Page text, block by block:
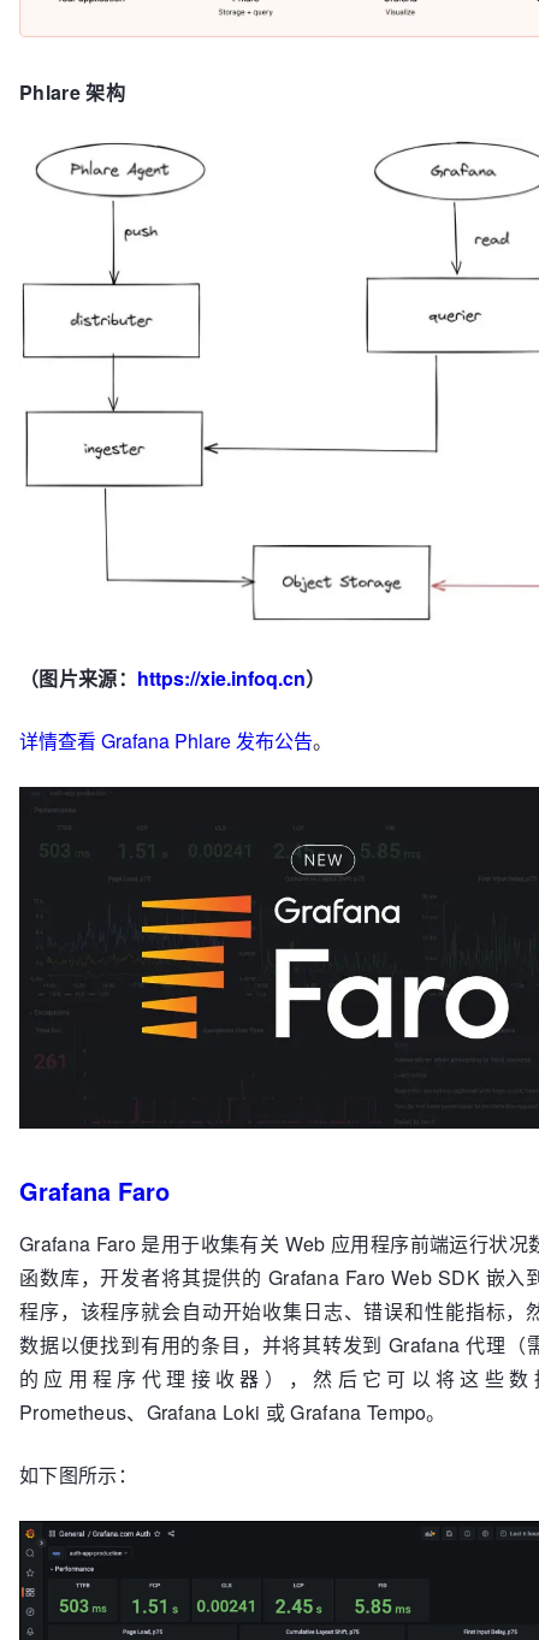
Phlare 架构
（图片来源： https://xie.infoq.cn）
详情查看 Grafana Phlare 发布公告。
Grafana Faro
Grafana Faro 是用于收集有关 Web 应用程序前端运行状况
函数库，开发者将其提供的 Grafana Faro Web SDK 嵌入
程序，该程序就会自动开始收集日志、错误和性能指标，
数据以便找到有用的条目，并将其转发到 Grafana 代理（
的应用程序代理接收器），然后它可以将这些数
Prometheus、Grafana Loki 或 Grafana Tempo。
如下图所示：